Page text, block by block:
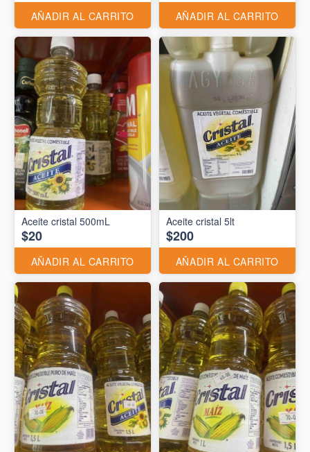
AÑADIR AL CARRITO AÑADIR AL CARRITO
Aceite cristal 500mL
$20
AÑADIR AL CARRITO
Aceite cristal 5lt
$200
AÑADIR AL CARRITO